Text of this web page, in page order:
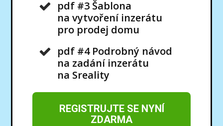
pdf #3 Šablona
na vytvoření inzerátu
pro prodej domu
pdf #4 Podrobný návod
na zadání inzerátu
na Sreality
REGISTRUJTE SE NYNÍ
ZDARMA